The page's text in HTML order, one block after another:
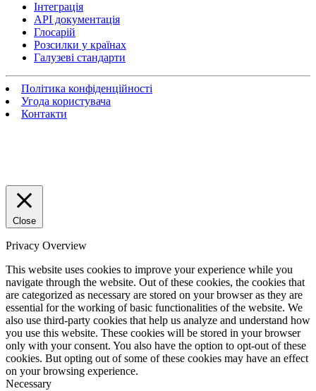
Інтеграція
API документація
Глосарій
Розсилки у країнах
Галузеві стандарти
Політика конфіденційності
Угода користувача
Контакти
Close
Privacy Overview
This website uses cookies to improve your experience while you
navigate through the website. Out of these cookies, the cookies that
are categorized as necessary are stored on your browser as they are
essential for the working of basic functionalities of the website. We
also use third-party cookies that help us analyze and understand how
you use this website. These cookies will be stored in your browser
only with your consent. You also have the option to opt-out of these
cookies. But opting out of some of these cookies may have an effect
on your browsing experience.
Necessary